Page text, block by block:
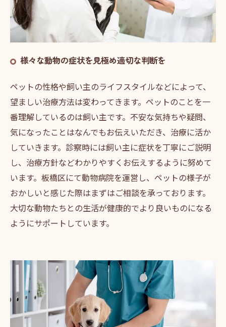
様々な動物の症状を見極め適切な判断を
ペットの性格や飼い主のライフスタイルなどによって、
望ましい治療方法は変わってきます。ペットのことを一
番理解しているのは飼い主です。不安な気持ちや疑問、
気になったことはなんでもお伝えいただき、治療に活か
していきます。診察時には飼い主に症状を丁寧にご説明
し、治療方針などわかりやすくお伝えするように努めて
います。板橋区にて動物病院を運営し、ペットの様子が
おかしいと感じた際はまずはご相談を承っております。
大切な動物たちとの生活が健康的でより良いものになる
ようにサポートしています。